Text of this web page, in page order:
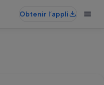
Obtenir l’appli